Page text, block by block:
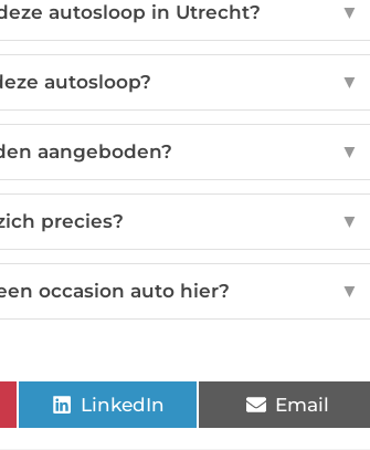
autosloop in Utrecht? ▼
autosloop? ▼
aangeboden? ▼
precies? ▼
occasion auto hier? ▼
LinkedIn Email